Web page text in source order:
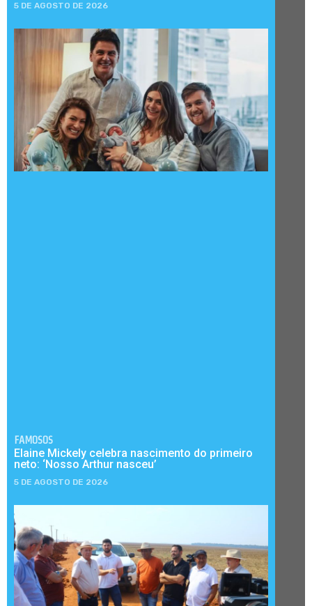
5 DE AGOSTO DE 2026
FAMOSOS
Elaine Mickely celebra nascimento do primeiro
neto: ‘Nosso Arthur nasceu’
5 DE AGOSTO DE 2026